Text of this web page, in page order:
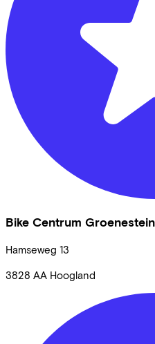
Bike Centrum
Hamseweg 13
3828 AA Hoogland